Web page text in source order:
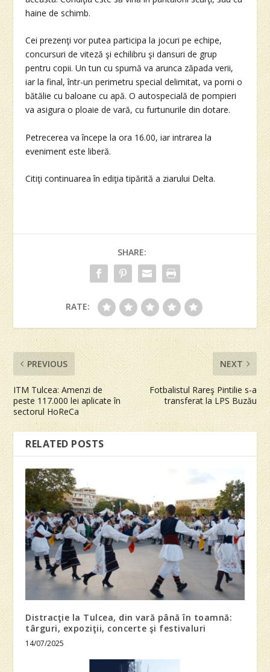
haine de schimb.
Cei prezenţi vor putea participa la jocuri pe echipe,
concursuri de viteză şi echilibru şi dansuri de grup
pentru copii. Un tun cu spumă va arunca zăpada verii,
iar la final, într-un perimetru special delimitat, va porni o
bătălie cu baloane cu apă. O autospecială de pompieri
va asigura o ploaie de vară, cu furtunurile din dotare.
Petrecerea va începe la ora 16.00, iar intrarea la
eveniment este liberă.
Citiţi continuarea în ediţia tipărită a ziarului Delta.
SHARE:
RATE:
PREVIOUS
ITM Tulcea: Amenzi de
peste 117.000 lei aplicate în
sectorul HoReCa
NEXT
Fotbalistul Rareş Pintilie s-a
transferat la LPS Buzău
RELATED POSTS
Distracţie la Tulcea, din vară până în toamnă:
târguri, expoziţii, concerte şi festivaluri
14/07/2025